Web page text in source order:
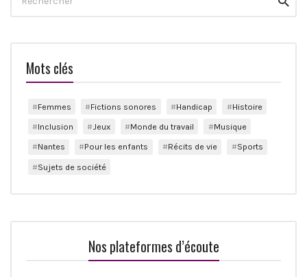
for:
Mots clés
Femmes Fictions sonores Handicap
Histoire
Inclusion
Jeux Monde du travail
Musique
Nantes
Pour les enfants Récits de vie
Sports
Sujets de société
Nos plateformes d’écoute